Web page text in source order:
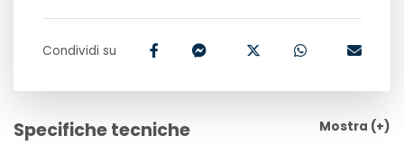
Condividi su
Specifiche tecniche Mostra (+)